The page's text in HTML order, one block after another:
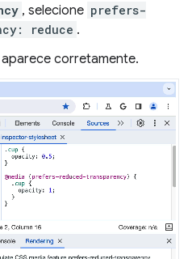
, selecione prefers-
reduce .
corretamente.